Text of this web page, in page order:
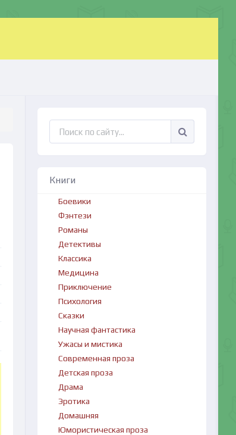
Книги
Боевики
Фэнтези
Романы
Детективы
Классика
Медицина
Приключение
Психология
Сказки
Научная фантастика
Ужасы и мистика
Современная проза
Детская проза
Драма
Эротика
Домашняя
Юмористическая проза